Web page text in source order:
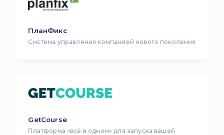
ПланФикс
Система управления компанией нового поколения
GetCourse
Платформа «всё в одном» для запуска вашей